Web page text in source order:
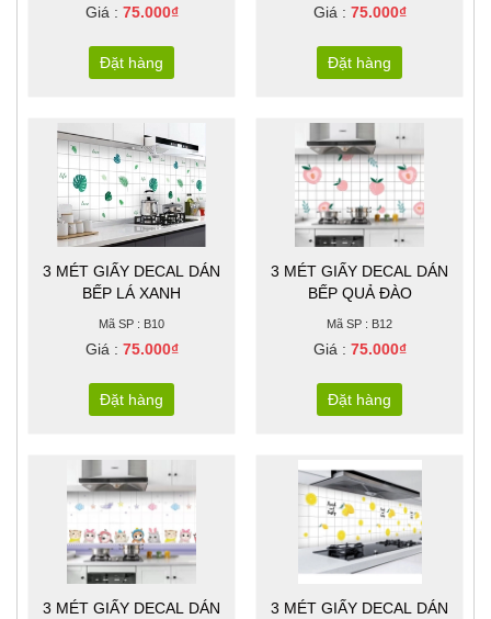
Giá : 75.000₫
Đặt hàng
Giá : 75.000₫
Đặt hàng
3 MÉT GIẤY DECAL DÁN
BẾP LÁ XANH
Mã SP : B10
Giá : 75.000₫
Đặt hàng
3 MÉT GIẤY DECAL DÁN
BẾP QUẢ ĐÀO
Mã SP : B12
Giá : 75.000₫
Đặt hàng
3 MÉT GIẤY DECAL DÁN
3 MÉT GIẤY DECAL DÁN